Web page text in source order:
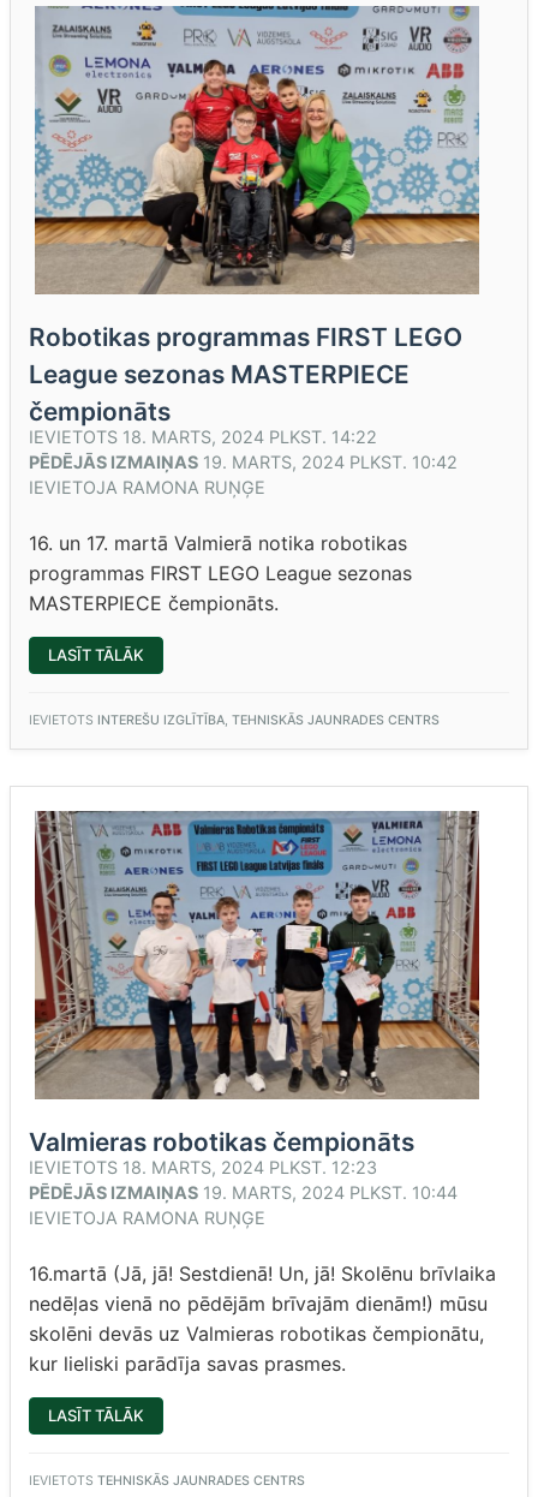
Robotikas programmas FIRST LEGO
League sezonas MASTERPIECE
čempionāts
IEVIETOTS 18. MARTS, 2024 PLKST. 14:22
PĒDĒJĀS IZMAIŅAS 19. MARTS, 2024 PLKST. 10:42
IEVIETOJA RAMONA RUŅĢE
16. un 17. martā Valmierā notika robotikas
programmas FIRST LEGO League sezonas
MASTERPIECE čempionāts.
LASĪT TĀLĀK
PROGRAMMAS
LEAGUE
MASTERPIECE
IEVIETOTS INTEREŠU IZGLĪTĪBA, TEHNISKĀS JAUNRADES CENTRS
Valmieras robotikas čempionāts
IEVIETOTS 18. MARTS, 2024 PLKST. 12:23
PĒDĒJĀS IZMAIŅAS 19. MARTS, 2024 PLKST. 10:44
IEVIETOJA RAMONA RUŅĢE
16.martā (Jā, jā! Sestdienā! Un, jā! Skolēnu brīvlaika
nedēļas vienā no pēdējām brīvajām dienām!) mūsu
skolēni devās uz Valmieras robotikas čempionātu,
kur lieliski parādīja savas prasmes.
LASĪT TĀLĀK
ROBOTIKAS
IEVIETOTS TEHNISKĀS JAUNRADES CENTRS